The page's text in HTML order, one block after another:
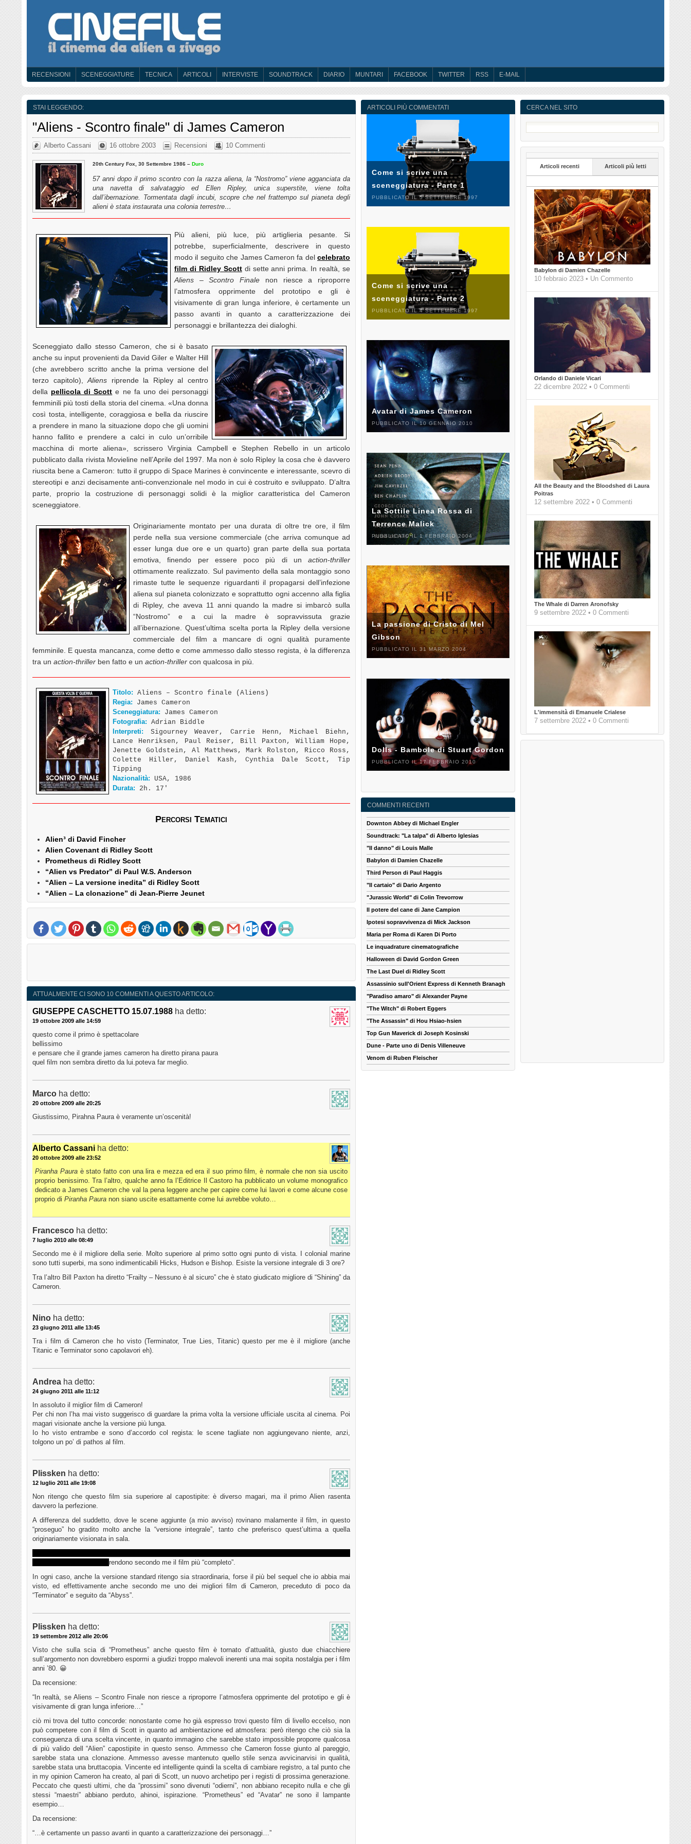
RECENSIONI SCENEGGIATURE TECNICA ARTICOLI INTERVISTE SOUNDTRACK DIARIO MUNTARI FACEBOOK TWITTER RSS E-MAIL
STAI LEGGENDO:
"Aliens - Scontro finale" di James Cameron
Alberto Cassani 16 ottobre 2003 Recensioni 10 Commenti
20th Century Fox, 30 Settembre 1986 – Duro
57 anni dopo il primo scontro con la razza aliena, la “Nostromo” viene agganciata da
una navetta di salvataggio ed Ellen Ripley, unica superstite, viene tolta
dall’ibernazione. Tormentata dagli incubi, scopre che nel frattempo sul pianeta degli
alieni è stata instaurata una colonia terrestre…
Più alieni, più luce, più artiglieria pesante. Si
potrebbe, superficialmente, descrivere in questo
modo il seguito che James Cameron fa del celebrato
film di Ridley Scottdi sette anni prima. In realtà, se
Aliens – Scontro Finale non riesce a riproporre
l’atmosfera opprimente del prototipo e gli è
visivamente di gran lunga inferiore, è certamente un
passo avanti in quanto a caratterizzazione dei
personaggi e brillantezza dei dialoghi.
Sceneggiato dallo stesso Cameron, che si è basato
anche su input provenienti da David Giler e Walter Hill
(che avrebbero scritto anche la prima versione del
terzo capitolo),Aliens riprende la Ripley al centro
della pellicola di Scott e ne fa uno dei personaggi
femminili più tosti della storia del cinema. «Una donna
così tosta, intelligente, coraggiosa e bella da riuscire
a prendere in mano la situazione dopo che gli uomini
hanno fallito e prendere a calci in culo un’orribile
macchina di morte aliena», scrissero Virginia Campbell e Stephen Rebello in un articolo
pubblicato dalla rivista Movieline nell’Aprile del 1997. Ma non è solo Ripley la cosa che è davvero
riuscita bene a Cameron: tutto il gruppo di Space Marines è convincente e interessante, scevro di
stereotipi e anzi decisamente anti-convenzionale nel modo in cui è costruito e sviluppato. D’altra
parte, proprio la costruzione di personaggi solidi è la miglior caratteristica del Cameron
sceneggiatore.
Originariamente montato per una durata di oltre tre ore, il film
perde nella sua versione commerciale (che arriva comunque ad
esser lunga due ore e un quarto) gran parte della sua portata
emotiva, finendo per essere poco più di un action-thriller
ottimamente realizzato. Sul pavimento della sala montaggio sono
rimaste tutte le sequenze riguardanti il propagarsi dell’infezione
aliena sul pianeta colonizzato e soprattutto ogni accenno alla figlia
di Ripley, che aveva 11 anni quando la madre si imbarcò sulla
“Nostromo” e a cui la madre è sopravvissuta grazie
all’ibernazione. Quest’ultima scelta porta la Ripley della versione
commerciale del film a mancare di ogni qualità puramente
femminile. E questa mancanza, come detto e come ammesso dallo stesso regista, è la differenza
tra un action-thriller ben fatto e un action-thriller con qualcosa in più.
Titolo: Aliens – Scontro finale (Aliens)
Regia: James Cameron
Sceneggiatura: James Cameron
Fotografia: Adrian Biddle
Interpreti: Sigourney Weaver, Carrie Henn, Michael Biehn,
Lance Henriksen, Paul Reiser, Bill Paxton, William Hope,
Jenette Goldstein, Al Matthews, Mark Rolston, Ricco Ross,
Colette Hiller, Daniel Kash, Cynthia Dale Scott, Tip
Tipping
Nazionalità: USA, 1986
Durata: 2h. 17′
Percorsi Tematici
Alien³ di David Fincher
Alien Covenant di Ridley Scott
Prometheus di Ridley Scott
“Alien vs Predator” di Paul W.S. Anderson
“Alien – La versione inedita” di Ridley Scott
“Alien – La clonazione” di Jean-Pierre Jeunet
ATTUALMENTE CI SONO 10 COMMENTI A QUESTO ARTICOLO:
GIUSEPPE CASCHETTO 15.07.1988 ha detto:
19 ottobre 2009 alle 14:59
questo come il primo è spettacolare
bellissimo
e pensare che il grande james cameron ha diretto pirana paura
quel film non sembra diretto da lui.poteva far meglio.
Marco ha detto:
20 ottobre 2009 alle 20:25
Giustissimo, Pirahna Paura è veramente un’oscenità!
Alberto Cassani ha detto:
20 ottobre 2009 alle 23:52
Piranha Pauraè stato fatto con una lira e mezza ed era il suo primo film, è normale che non sia uscito
proprio benissimo. Tra l’altro, qualche anno fa l’Editrice Il Castoro ha pubblicato un volume monografico
dedicato a James Cameron che val la pena leggere anche per capire come lui lavori e come alcune cose
proprio di Piranha Paura non siano uscite esattamente come lui avrebbe voluto…
Francesco ha detto:
7 luglio 2010 alle 08:49
Secondo me è il migliore della serie. Molto superiore al primo sotto ogni punto di vista. I colonial marine
sono tutti superbi, ma sono indimenticabili Hicks, Hudson e Bishop. Esiste la versione integrale di 3 ore?
Tra l’altro Bill Paxton ha diretto “Frailty – Nessuno è al sicuro” che è stato giudicato migliore di “Shining” da
Cameron.
Nino ha detto:
23 giugno 2011 alle 13:45
Tra i film di Cameron che ho visto (Terminator, True Lies, Titanic) questo per me è il migliore (anche
Titanic e Terminator sono capolavori eh).
Andrea ha detto:
24 giugno 2011 alle 11:12
In assoluto il miglior film di Cameron!
Per chi non l’ha mai visto suggerisco di guardare la prima volta la versione ufficiale uscita al cinema. Poi
magari visionate anche la versione più lunga.
Io ho visto entrambe e sono d’accordo col regista: le scene tagliate non aggiungevano niente, anzi,
tolgono un po’ di pathos al film.
Plissken ha detto:
12 luglio 2011 alle 19:08
Non ritengo che questo film sia superiore al capostipite: è diverso magari, ma il primo Alien rasenta
davvero la perfezione.
A differenza del suddetto, dove le scene aggiunte (a mio avviso) rovinano malamente il film, in questo
“proseguo” ho gradito molto anche la “versione integrale”, tanto che preferisco quest’ultima a quella
originariamente visionata in sala.
rendono secondo me il film più “completo”.
In ogni caso, anche la versione standard ritengo sia straordinaria, forse il più bel sequel che io abbia mai
visto, ed effettivamente anche secondo me uno dei migliori film di Cameron, preceduto di poco da
“Terminator” e seguito da “Abyss”.
Plissken ha detto:
19 settembre 2012 alle 20:06
Visto che sulla scia di “Prometheus” anche questo film è tornato d’attualità, giusto due chiacchiere
sull’argomento non dovrebbero espormi a giudizi troppo malevoli inerenti una mai sopita nostalgia per i film
anni ’80. 😀
Da recensione:
“In realtà, se Aliens – Scontro Finale non riesce a riproporre l’atmosfera opprimente del prototipo e gli è
visivamente di gran lunga inferiore…”
ciò mi trova del tutto concorde: nonostante come ho già espresso trovi questo film di livello eccelso, non
può competere con il film di Scott in quanto ad ambientazione ed atmosfera: però ritengo che ciò sia la
conseguenza di una scelta vincente, in quanto immagino che sarebbe stato impossible proporre qualcosa
di più valido dell “Alien” capostipite in questo senso. Ammesso che Cameron fosse giunto al pareggio,
sarebbe stata una clonazione. Ammesso avesse mantenuto quello stile senza avvicinarvisi in qualità,
sarebbe stata una bruttacopia. Vincente ed intelligente quindi la scelta di cambiare registro, a tal punto che
in my opinion Cameron ha creato, al pari di Scott, un nuovo archetipo per i registi di prossima generazione.
Peccato che questi ultimi, che da “prossimi” sono divenuti “odierni”, non abbiano recepito nulla e che gli
stessi “maestri” abbiano perduto, ahinoi, ispirazione. “Prometheus” ed “Avatar” ne sono il lampante
esempio…
Da recensione:
“…è certamente un passo avanti in quanto a caratterizzazione dei personaggi…”
CERCA NEL SITO
Articoli recenti Articoli più letti
Babylon di Damien Chazelle
10 febbraio 2023 • Un Commento
Orlando di Daniele Vicari
22 dicembre 2022 • 0 Commenti
All the Beauty and the Bloodshed di Laura
Poitras
12 settembre 2022 • 0 Commenti
The Whale di Darren Aronofsky
9 settembre 2022 • 0 Commenti
L'immensità di Emanuele Crialese
7 settembre 2022 • 0 Commenti
ARTICOLI PIÙ COMMENTATI
Come si scrive una
sceneggiatura - Parte 1
PUBBLICATO IL 5 SETTEMBRE 1997
Come si scrive una
sceneggiatura - Parte 2
PUBBLICATO IL 4 SETTEMBRE 1997
Avatar di James Cameron
PUBBLICATO IL 10 GENNAIO 2010
La Sottile Linea Rossa di
Terrence Malick
PUBBLICATO IL 1 FEBBRAIO 2004
La passione di Cristo di Mel
Gibson
PUBBLICATO IL 31 MARZO 2004
Dolls - Bambole di Stuart Gordon
PUBBLICATO IL 17 FEBBRAIO 2010
COMMENTI RECENTI
Downton Abbey di Michael Engler
Soundtrack: "La talpa" di Alberto Iglesias
"Il danno" di Louis Malle
Babylon di Damien Chazelle
Third Person di Paul Haggis
"Il cartaio" di Dario Argento
"Jurassic World" di Colin Trevorrow
Il potere del cane di Jane Campion
Ipotesi sopravvivenza di Mick Jackson
Maria per Roma di Karen Di Porto
Le inquadrature cinematografiche
Halloween di David Gordon Green
The Last Duel di Ridley Scott
Assassinio sull'Orient Express di Kenneth Branagh
"Paradiso amaro" di Alexander Payne
"The Witch" di Robert Eggers
"The Assassin" di Hou Hsiao-hsien
Top Gun Maverick di Joseph Kosinski
Dune - Parte uno di Denis Villeneuve
Venom di Ruben Fleischer